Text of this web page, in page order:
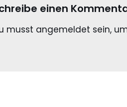
einen
musst angemeldet sein,